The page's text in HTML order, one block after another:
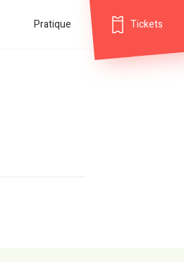
Pratique Tickets